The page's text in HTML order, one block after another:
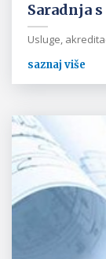
Saradnja
Usluge,
saznaj više